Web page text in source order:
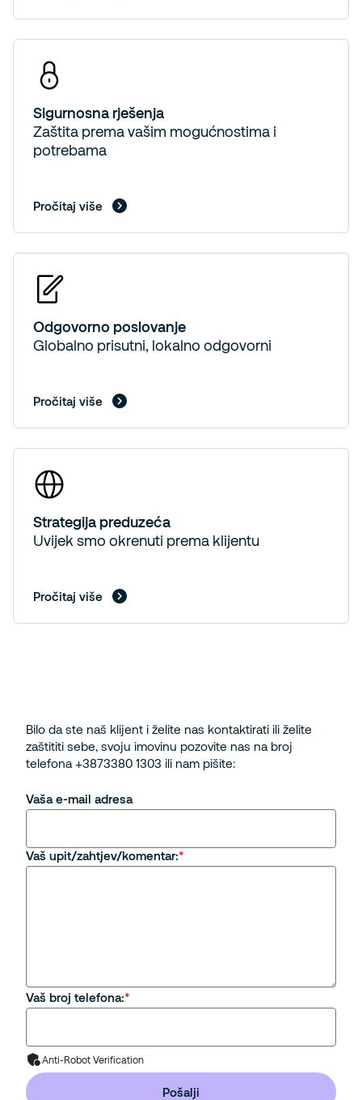
Sigurnosna rješenja
Zaštita prema vašim mogućnostima i
potrebama
Pročitaj više
Odgovorno poslovanje
Globalno prisutni, lokalno odgovorni
Pročitaj više
Strategija preduzeća
Uvijek smo okrenuti prema klijentu
Pročitaj više
Bilo da ste naš klijent i želite nas kontaktirati ili želite
zaštititi sebe, svoju imovinu pozovite nas na broj
telefona +3873380 1303 ili nam pišite:
Vaša e-mail adresa
Vaš upit/zahtjev/komentar:
Vaš broj telefona:
Anti-Robot Verification
Pošalji